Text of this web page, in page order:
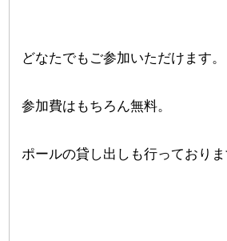
どなたでもご参加いただけます。
参加費はもちろん無料。
ポールの貸し出しも行っておりま